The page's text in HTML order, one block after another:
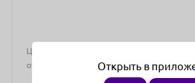
Цена действительна только для
отличаться от цен в розничных
Открыть в